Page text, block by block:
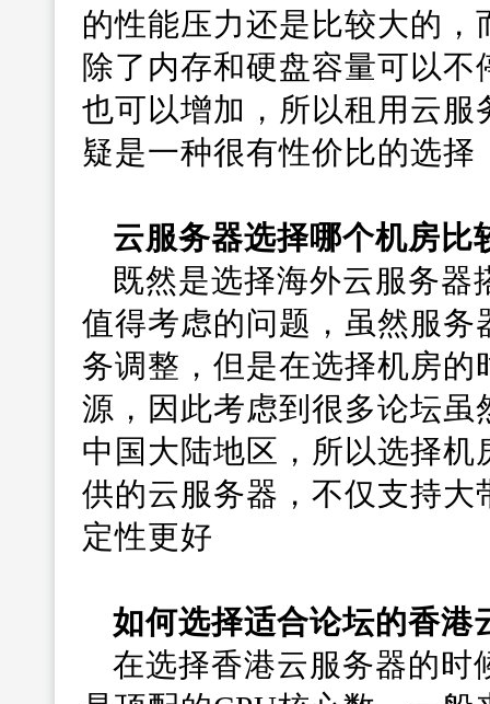
的性能压力还是比较大的
除了内存和硬盘容量可以
也可以增加，所以租用云
疑是一种很有性价比的选择
云服务器选择哪个机房比
既然是选择海外云服务
值得考虑的问题，虽然服
务调整，但是在选择机房
源，因此考虑到很多论坛
中国大陆地区，所以选择
供的云服务器，不仅支持
定性更好
如何选择适合论坛的香港
在选择香港云服务器的时